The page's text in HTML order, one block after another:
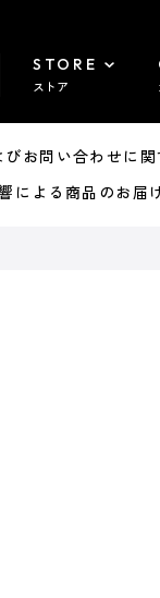
STORE
ストア
お問い合わせに関
よる商品のお届